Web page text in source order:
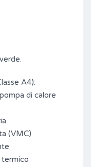
A4):
di calore
(VMC)
termico